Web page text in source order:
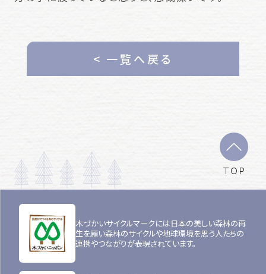
< 一覧へ戻る
TOP
木づかいサイクルマークには日本の美しい森林の再
生を願い森林のサイクルや地球環境を思う人たちの
連携やつながりが表現されています。